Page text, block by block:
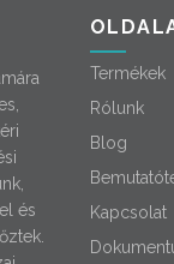
és
Termékek
Rólunk
Blog
Kapcsolat